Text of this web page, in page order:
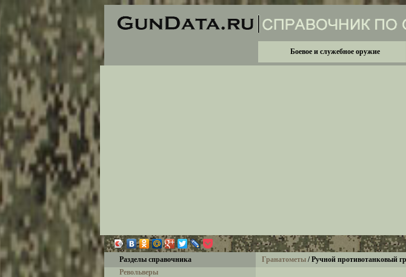
Боевое и служебное оружие
Разделы справочника Гранатометы /Ручной противотанковый
Револьверы